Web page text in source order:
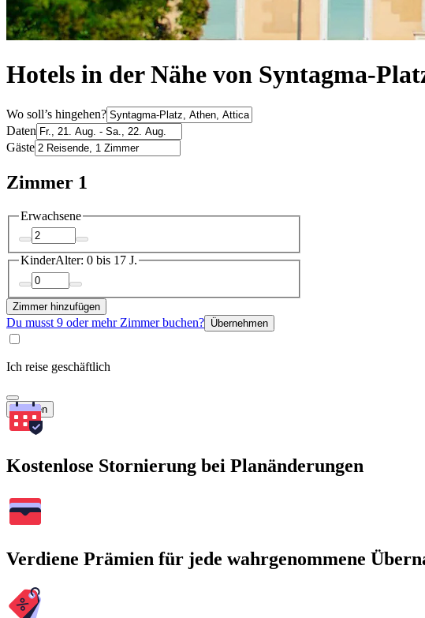
Hotels in der Nähe von Syntagma-
Wo soll’s hingehen?
Daten
Gäste
Zimmer 1
Erwachsene
KinderAlter: 0 bis 17 J.
Zimmer hinzufügen
Du musst 9 oder mehr Zimmer buchen? Übernehmen
Ich reise geschäftlich
Suchen
Kostenlose Stornierung bei Planänderungen
Verdiene Prämien für jede wahrgenommene